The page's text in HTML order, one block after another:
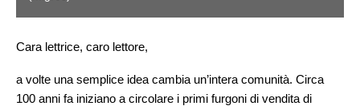
Cara lettrice, caro lettore,
a volte una semplice idea cambia un’intera comunità. Circa
100 anni fa iniziano a circolare i primi furgoni di vendita di